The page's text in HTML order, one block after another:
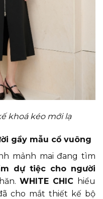
khoá kéo mới lạ
gầy mẫu cổ vuông
mảnh mai đang tìm
dự tiệc cho người
WHITE CHIC hiểu
cho mắt thiết kế bộ